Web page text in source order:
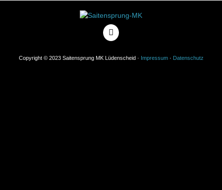
Copyright © 2023 Saitensprung MK Lüdenscheid · Impressum· Datenschutz